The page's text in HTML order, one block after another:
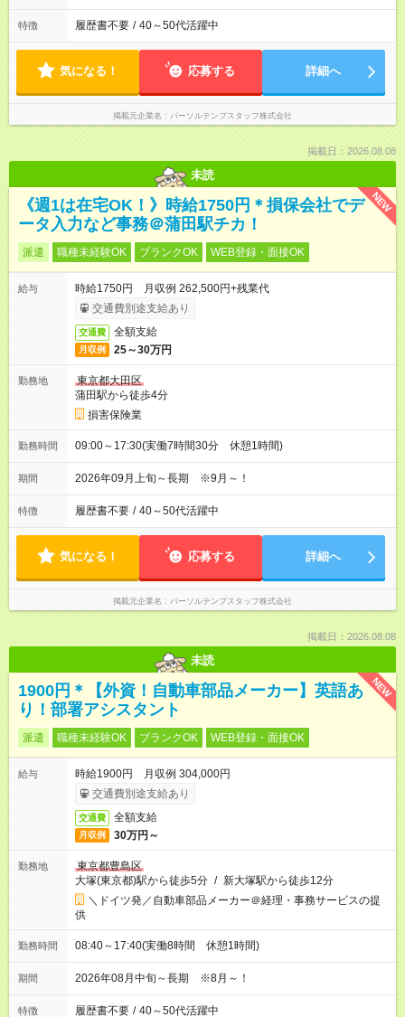
特徴 履歴書不要 / 40～50代活躍中
気になる！ 応募する 詳細へ
掲載元企業名 パーソルテンプスタッフ株式会社
掲載日：2026.08.08
未読
NEW
《週1は在宅OK！》時給1750円＊損保会社でデ
ータ入力など事務＠蒲田駅チカ！
派遣 職種未経験OK ブランクOK WEB登録・面接OK
給与
時給1750円 月収例 262,500円+残業代
交通費別途支給あり
交通費 全額支給
月収例 25～30万円
勤務地
東京都大田区
蒲田駅から徒歩4分
損害保険業
勤務時間 09:00～17:30(実働7時間30分 休憩1時間)
期間 2026年09月上旬～長期 ※9月～！
特徴 履歴書不要 / 40～50代活躍中
気になる！ 応募する 詳細へ
掲載元企業名 パーソルテンプスタッフ株式会社
掲載日：2026.08.08
未読
NEW
1900円＊【外資！自動車部品メーカー】英語あ
り！部署アシスタント
派遣 職種未経験OK ブランクOK WEB登録・面接OK
給与
時給1900円 月収例 304,000円
交通費別途支給あり
交通費 全額支給
月収例 30万円～
勤務地
東京都豊島区
大塚(東京都)駅から徒歩5分 / 新大塚駅から徒歩12分
＼ドイツ発／自動車部品メーカー＠経理・事務サービスの提
供
勤務時間 08:40～17:40(実働8時間 休憩1時間)
期間 2026年08月中旬～長期 ※8月～！
特徴 履歴書不要 / 40～50代活躍中